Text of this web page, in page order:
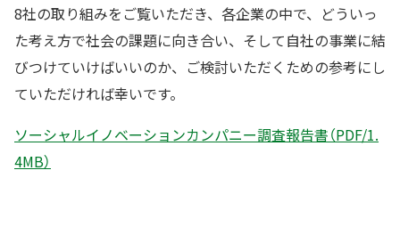
8社の取り組みをご覧いただき、各企業の中で、どういっ
た考え方で社会の課題に向き合い、そして自社の事業に結
びつけていけばいいのか、ご検討いただくための参考にし
ていただければ幸いです。
ソーシャルイノベーションカンパニー調査報告書（PDF/1.
4MB）